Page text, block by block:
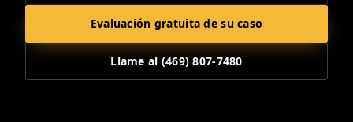
Evaluación gratuita de su caso
Llame al (469) 807-7480